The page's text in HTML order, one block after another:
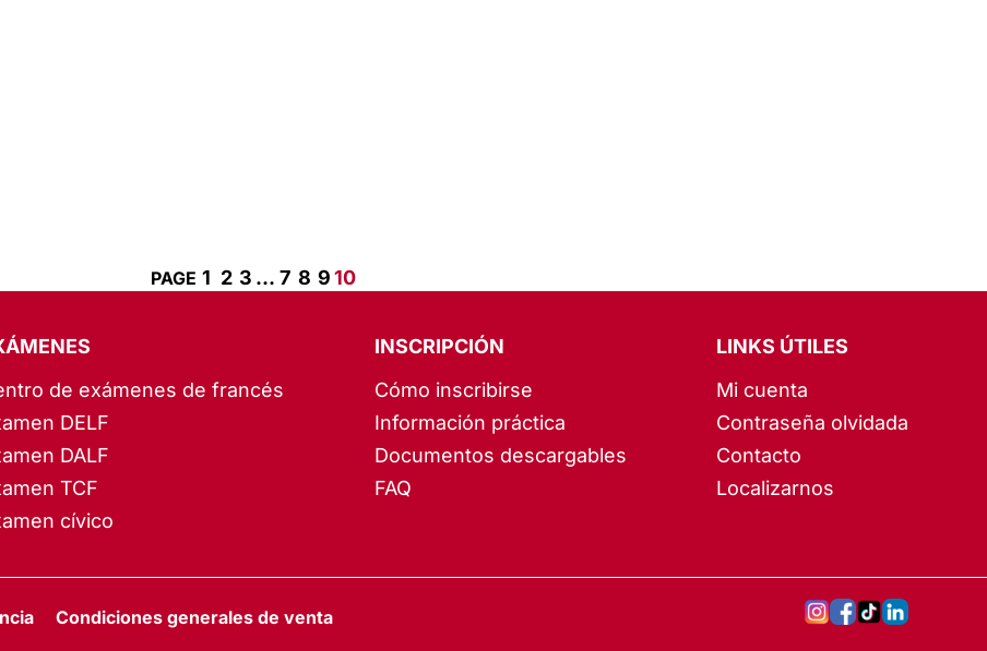
1 2 3 … 7 8 910
de exámenes de francés
DELF
DALF
TCF
cívico
INSCRIPCIÓN
Cómo inscribirse
Información práctica
Documentos descargables
FAQ
LINKS ÚTILES
Mi cuenta
Contraseña olvidada
Contacto
Localizarnos
Condiciones generales de venta